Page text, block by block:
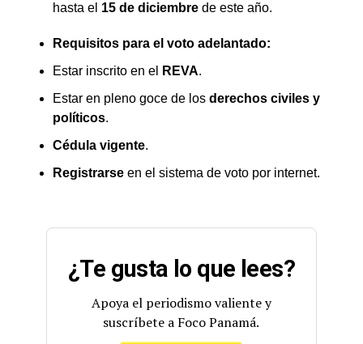
hasta el 15 de diciembre de este año.
Requisitos para el voto adelantado:
Estar inscrito en el
REVA.
Estar en pleno goce de los derechos civiles y
políticos.
Cédula vigente.
Registrarse en el sistema de voto por internet.
¿Te gusta lo que lees?
Apoya el periodismo valiente y
suscríbete a Foco Panamá.